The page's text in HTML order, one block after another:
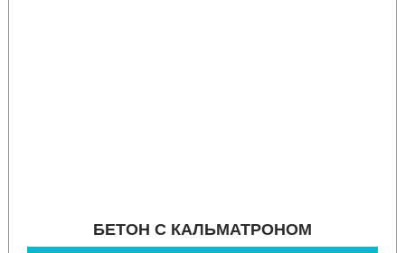
БЕТОН С КАЛЬМАТРОНОМ